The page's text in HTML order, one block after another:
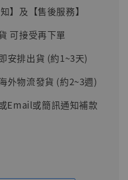
】及【售後服務】
可接受再下單
安排出貨 (約1~3天)
外物流發貨 (約2~3週)
Email或簡訊通知補款